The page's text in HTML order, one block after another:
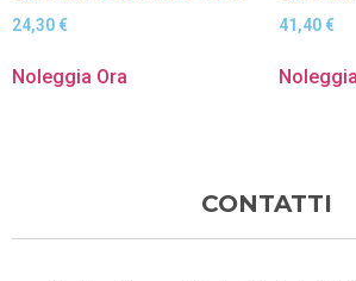
24,30 €
Noleggia Ora
41,40 €
CONTATTI